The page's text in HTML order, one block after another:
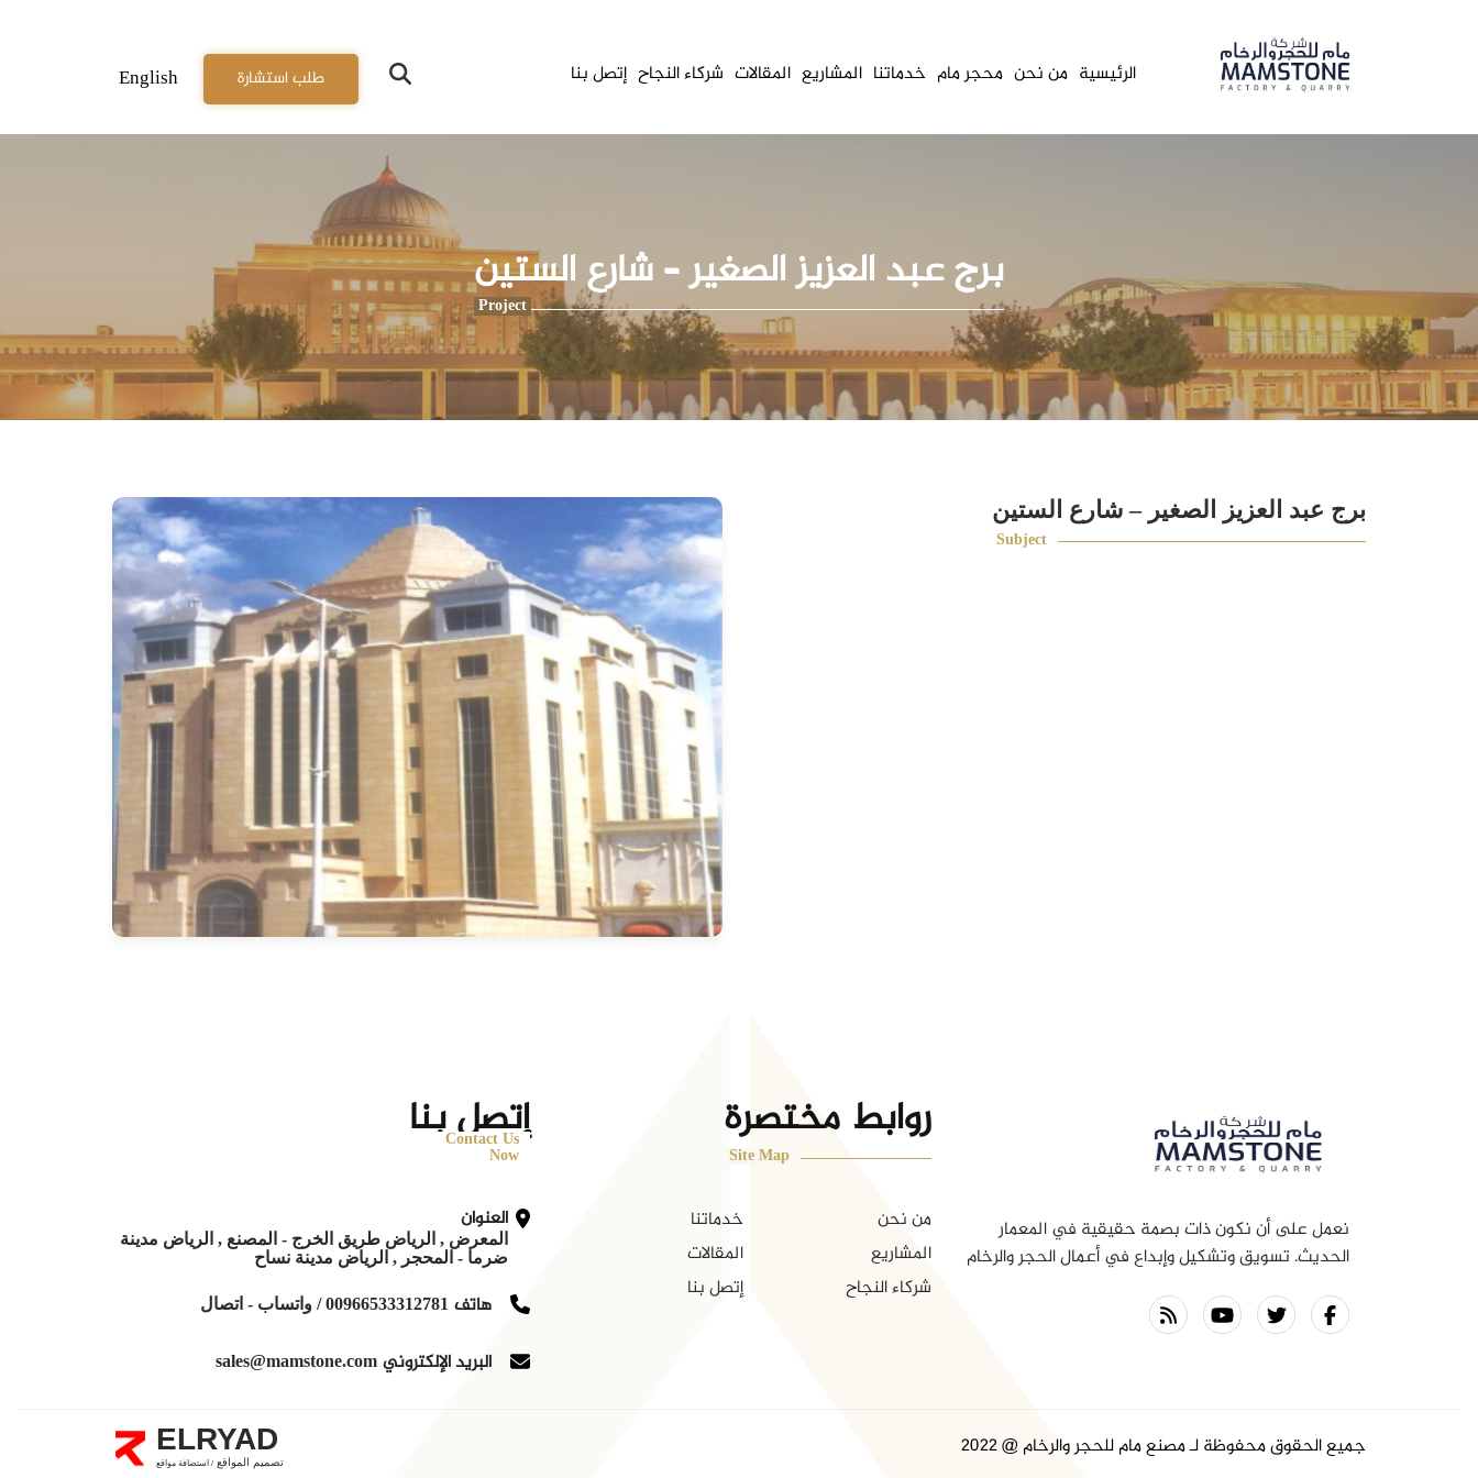
الرئيسية من نحن محجر مام خدماتنا المشاريع المقالات شركاء النجاح إتصل بنا طلب استشارة English
برج عبد العزيز الصغير – شارع الستين
Project
برج عبد العزيز الصغير – شارع الستين
Subject
نعمل على أن نكون ذات بصمة حقيقية في المعمار
الحديث. تسويق وتشكيل وإبداع في أعمال الحجر والرخام
يجمع بين الماضي و الحاضر ومواكبة المستقبل .
روابط مختصرة
Site Map
من نحن
خدماتنا
المشاريع
المقالات
شركاء النجاح
إتصل بنا
إتصل بنا
Contact Us
Now
العنوان
المعرض , الرياض طريق الخرج - المصنع , الرياض مدينة
ضرما - المحجر , الرياض مدينة نساح
هاتف 00966533312781 / واتساب - اتصال
البريد الإلكتروني sales@mamstone.com
جميع الحقوق محفوظة لـ مصنع مام للحجر والرخام @ 2022 ELRYAD
تصميم المواقع / استضافة مواقع